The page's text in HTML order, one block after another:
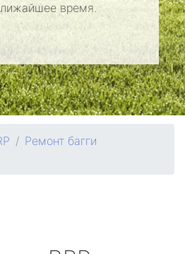
время.
Ремонт багги